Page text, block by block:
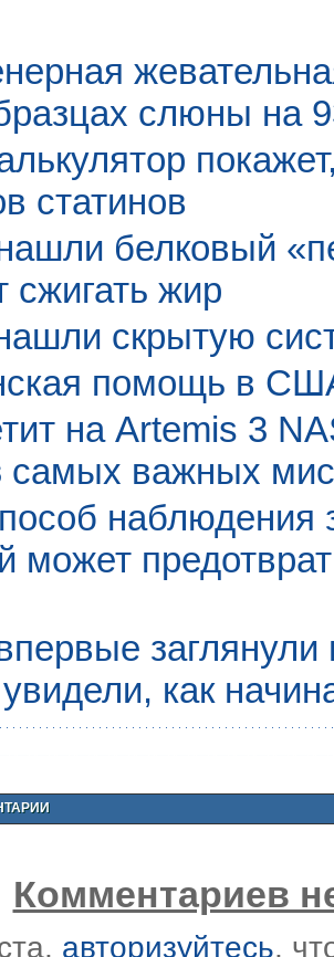
слюны на
статинов
белковый
сжигать жир
скрытую
помощь в
на Artemis 3
самых важных
наблюдения
может
как
Комментариев
авторизуйтесь,